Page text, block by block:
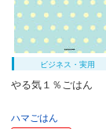
ビジネス・実用
やる気１％ごはん
ハマごはん